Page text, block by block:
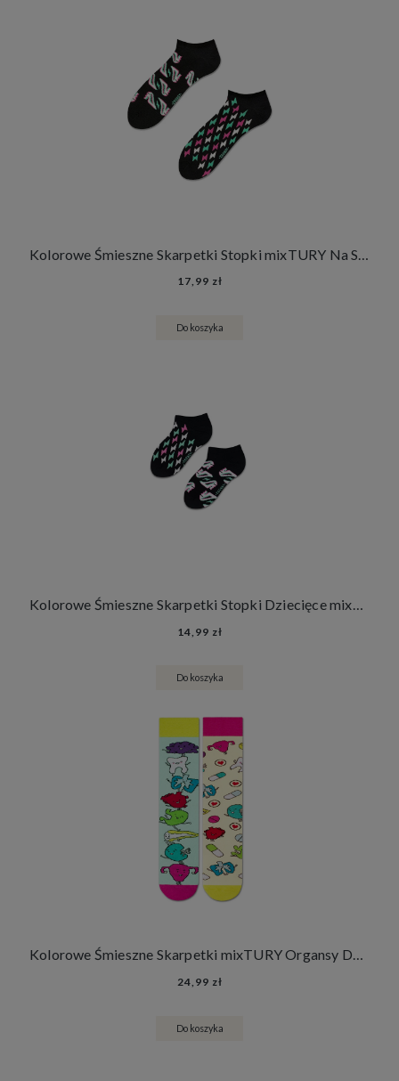
17,99 zł
Do koszyka
Kolorowe Śmieszne Skarpetki Stopki Dziecięce mixTURY Na Szpilkach Dla Dzieci Szpilki Błyskawice
14,99 zł
Do koszyka
Kolorowe Śmieszne Skarpetki mixTURY Organsy Damskie Męskie Długie Serce Płuca Narządy Wewnętrzne
24,99 zł
Do koszyka